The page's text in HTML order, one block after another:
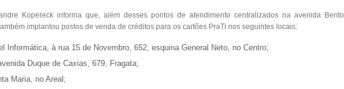
Kopereck informa que, além desses pontos de atendimento centralizados na avenida Bento
implantou postos de venda de créditos para os cartões PraTi nos seguintes locais:
Informática, à rua 15 de Novembro, 652, esquina General Neto, no Centro;
Duque de Caxias, 679, Fragata;
Maria, no Areal;